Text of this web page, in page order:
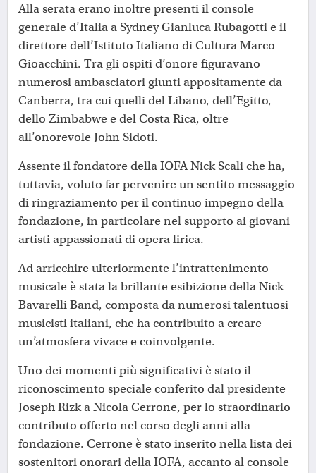
Alla serata erano inoltre presenti il console
generale d’Italia a Sydney Gianluca Rubagotti e il
direttore dell’Istituto Italiano di Cultura Marco
Gioacchini. Tra gli ospiti d’onore figuravano
numerosi ambasciatori giunti appositamente da
Canberra, tra cui quelli del Libano, dell’Egitto,
dello Zimbabwe e del Costa Rica, oltre
all’onorevole John Sidoti.
Assente il fondatore della IOFA Nick Scali che ha,
tuttavia, voluto far pervenire un sentito messaggio
di ringraziamento per il continuo impegno della
fondazione, in particolare nel supporto ai giovani
artisti appassionati di opera lirica.
Ad arricchire ulteriormente l’intrattenimento
musicale è stata la brillante esibizione della Nick
Bavarelli Band, composta da numerosi talentuosi
musicisti italiani, che ha contribuito a creare
un’atmosfera vivace e coinvolgente.
Uno dei momenti più significativi è stato il
riconoscimento speciale conferito dal presidente
Joseph Rizk a Nicola Cerrone, per lo straordinario
contributo offerto nel corso degli anni alla
fondazione. Cerrone è stato inserito nella lista dei
sostenitori onorari della IOFA, accanto al console